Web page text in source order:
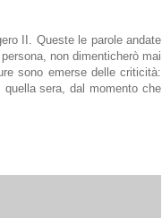
II . Queste le parole andate
non dimenticherò mai
sono emerse delle criticità:
sera, dal momento che